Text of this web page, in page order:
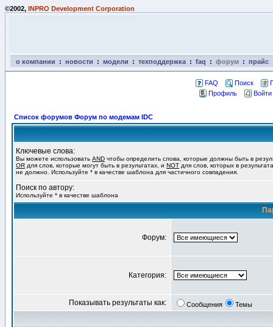
©2002, INPRO Development Corporation
о компании : новости : модели : техподдержка : faq : форум : прайс
FAQ Поиск
Профиль
Список форумов Форум по модемам IDC
Ключевые слова:
Вы можете использовать AND чтобы определить слова, которые должны быть в
OR для слов, которые могут быть в результатах, и NOT для слов, которых в
не должно. Используйте * в качестве шаблона для частичного совпадения.
Поиск по автору:
Используйте * в качестве шаблона
Форум:
Категория:
Показывать результаты как: Сообщения Темы